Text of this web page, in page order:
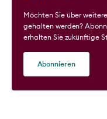
Möchten Sie über
gehalten werden?
erhalten Sie zukünftige
Abonnieren